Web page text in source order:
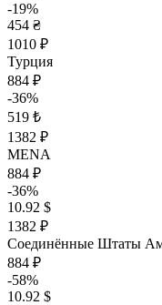
-19%
454 ₴
1010 ₽
Турция
884 ₽
-36%
519 ₺
1382 ₽
MENA
884 ₽
-36%
10.92 $
1382 ₽
Соединённые Штаты
884 ₽
-58%
10.92 $